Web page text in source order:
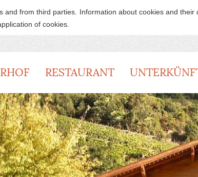
and from third parties. Information about cookies and their
of cookies.
RESTAURANT